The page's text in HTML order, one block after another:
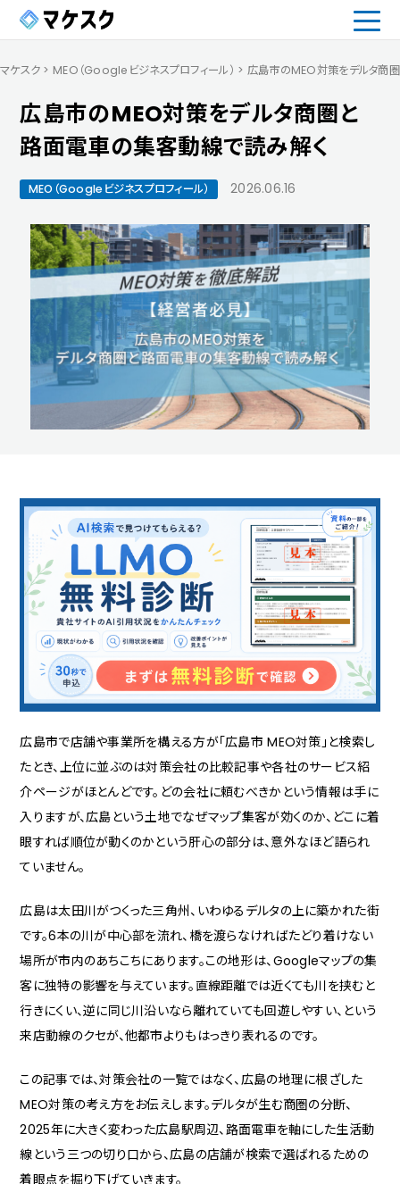
マケスク > MEO（Googleビジネスプロフィール） > 広島市のMEO対策をデルタ商
広島市のMEO対策をデルタ商圏と
路面電車の集客動線で読み解く
MEO（Googleビジネスプロフィール） 2026.06.16
広島市で店舗や事業所を構える方が「広島市 MEO対策」と検索し
たとき、上位に並ぶのは対策会社の比較記事や各社のサービス紹
介ページがほとんどです。どの会社に頼むべきかという情報は手に
入りますが、広島という土地でなぜマップ集客が効くのか、どこに着
眼すれば順位が動くのかという肝心の部分は、意外なほど語られ
ていません。
広島は太田川がつくった三角州、いわゆるデルタの上に築かれた街
です。6本の川が中心部を流れ、橋を渡らなければたどり着けない
場所が市内のあちこちにあります。この地形は、Googleマップの集
客に独特の影響を与えています。直線距離では近くても川を挟むと
行きにくい、逆に同じ川沿いなら離れていても回遊しやすい、という
来店動線のクセが、他都市よりもはっきり表れるのです。
この記事では、対策会社の一覧ではなく、広島の地理に根ざした
MEO対策の考え方をお伝えします。デルタが生む商圏の分断、
2025年に大きく変わった広島駅周辺、路面電車を軸にした生活動
線という三つの切り口から、広島の店舗が検索で選ばれるための
着眼点を掘り下げていきます。